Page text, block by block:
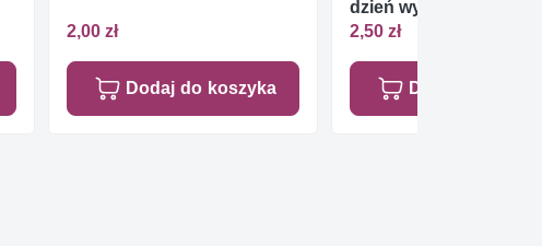
2,00 zł
Dodaj do koszyka
dzień wydania
2,50 zł
Dodaj do